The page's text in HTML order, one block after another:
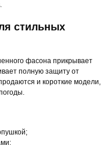
стильных
фасона прикрывает
полную защиту от
и короткие модели,